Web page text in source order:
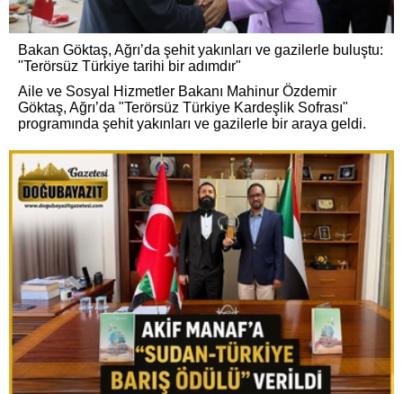
Bakan Göktaş, Ağrı’da şehit yakınları ve gazilerle buluştu:
"Terörsüz Türkiye tarihi bir adımdır"
Aile ve Sosyal Hizmetler Bakanı Mahinur Özdemir
Göktaş, Ağrı’da "Terörsüz Türkiye Kardeşlik Sofrası"
programında şehit yakınları ve gazilerle bir araya geldi.